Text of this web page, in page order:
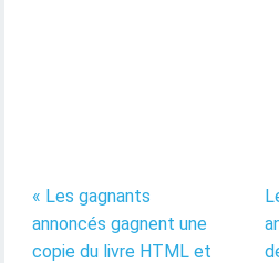
« Les gagnants
annoncés gagnent une
copie du livre HTML et